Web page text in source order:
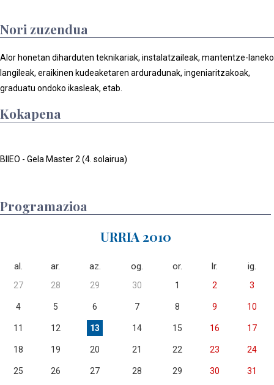
Nori zuzendua
Alor honetan diharduten teknikariak, instalatzaileak, mantentze-laneko
langileak, eraikinen kudeaketaren arduradunak, ingeniaritzakoak,
graduatu ondoko ikasleak, etab.
Kokapena
BIIEO - Gela Master 2 (4. solairua)
Programazioa
URRIA 2010
al. ar. az. og. or. lr. ig.
27 28 29 30 1 2 3
4 5 6 7 8 9 10
11 12 13 14 15 16 17
18 19 20 21 22 23 24
25 26 27 28 29 30 31